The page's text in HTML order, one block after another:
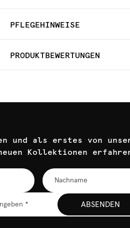
PFLEGEHINWEISE
PRODUKTBEWERTUNGEN
und als erstes von
Kollektionen
ABSENDEN